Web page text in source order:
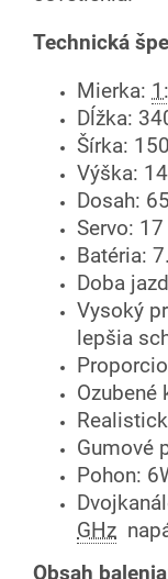
Technická
Mierka:
Dĺžka:
Šírka:
Výška:
Dosah:
Servo: 17
Batéria:
Doba
Vysoký
lepšia
Ozubené
Gumové
Pohon:
GHz
Obsah